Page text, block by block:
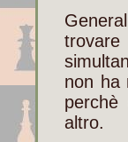
non ha
perchè
altro.